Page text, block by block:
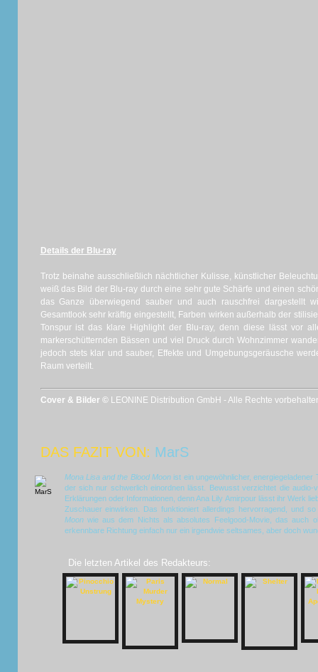
Details der Blu-ray
Trotz beinahe ausschließlich nächtlicher Kulisse, künstlicher
weiß das Bild der Blu-ray durch eine sehr gute Schärfe und einen
das Ganze überwiegend sauber und auch rauschfrei dargestellt
Gesamtlook sehr kräftig eingestellt, Farben wirken außerhalb der
Tonspur ist das klare Highlight der Blu-ray, denn diese lässt vor
markerschütternden Bässen und viel Druck durch Wohnzimmer
jedoch stets klar und sauber, Effekte und Umgebungsgeräusche
Raum verteilt.
Cover & Bilder © LEONINE Distribution GmbH - Alle Rechte
DAS FAZIT VON: MarS
Mona Lisa and the Blood Moon ist ein ungewöhnlicher,
der sich nur schwerlich einordnen lässt. Bewusst verzichtet die
Erklärungen oder Informationen, denn Ana Lily Amirpour lässt ihr Werk
Zuschauer einwirken. Das funktioniert allerdings hervorragend, und
Moonwie aus dem Nichts als absolutes Feelgood-Movie, das auch
erkennbare Richtung einfach nur ein irgendwie seltsames, aber doch
Die letzten Artikel des Redakteurs: